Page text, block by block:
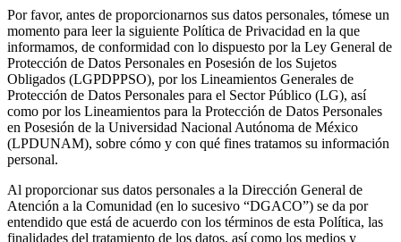
Por favor, antes de proporcionarnos sus datos personales, tómese un
momento para leer la siguiente Política de Privacidad en la que
informamos, de conformidad con lo dispuesto por la Ley General de
Protección de Datos Personales en Posesión de los Sujetos
Obligados (LGPDPPSO), por los Lineamientos Generales de
Protección de Datos Personales para el Sector Público (LG), así
como por los Lineamientos para la Protección de Datos Personales
en Posesión de la Universidad Nacional Autónoma de México
(LPDUNAM), sobre cómo y con qué fines tratamos su información
personal.
Al proporcionar sus datos personales a la Dirección General de
Atención a la Comunidad (en lo sucesivo “DGACO”) se da por
entendido que está de acuerdo con los términos de esta Política, las
finalidades del tratamiento de los datos, así como los medios y